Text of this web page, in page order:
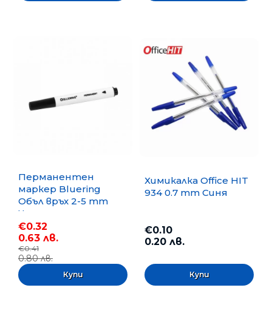
Перманентен
маркер Bluering
Объл връх 2-5 mm
Черен
€0.32
0.63 лв.
€0.41
0.80 лв.
Химикалка Office HIT
934 0.7 mm Синя
€0.10
0.20 лв.